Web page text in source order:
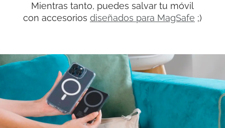
Mientras tanto, puedes salvar tu móvil
con accesorios diseñados para MagSafe ;)